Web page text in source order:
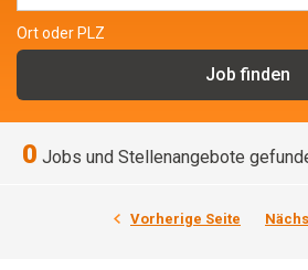
Ort oder PLZ
0 Jobs und Stellenangebote
Vorherige Seite